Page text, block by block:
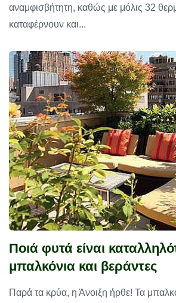
αναμφισβήτητη, καθώς με μόλις 32
καταφέρνουν και...
Ποιά φυτά είναι
μπαλκόνια και βεράντες
Παρά τα κρύα, η Άνοιξη ήρθε! Τα